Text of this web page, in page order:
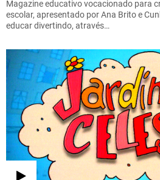
Magazine educativo vocacionado para
escolar, apresentado por Ana Brito e
educar divertindo, através…